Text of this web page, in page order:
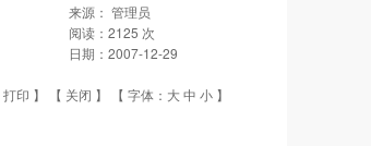
来源： 管理员
阅读： 2125 次
日期： 2007-12-29
打印 】 【 关闭 】 【 字体： 大中 小 】